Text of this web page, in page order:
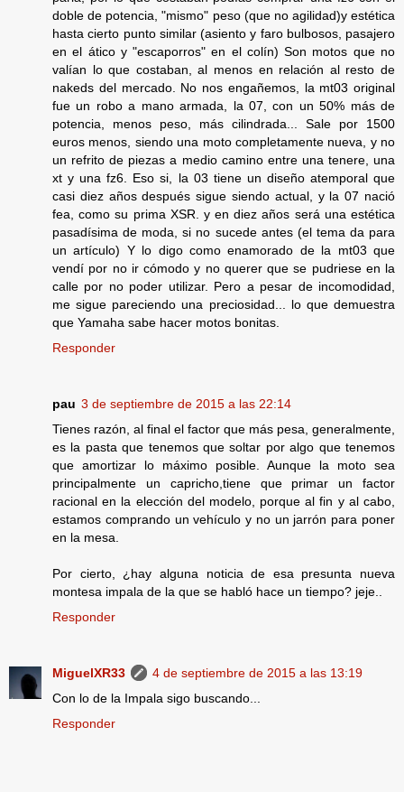
doble de potencia, "mismo" peso (que no agilidad)y estética
hasta cierto punto similar (asiento y faro bulbosos, pasajero
en el ático y "escaporros" en el colín) Son motos que no
valían lo que costaban, al menos en relación al resto de
nakeds del mercado. No nos engañemos, la mt03 original
fue un robo a mano armada, la 07, con un 50% más de
potencia, menos peso, más cilindrada... Sale por 1500
euros menos, siendo una moto completamente nueva, y no
un refrito de piezas a medio camino entre una tenere, una
xt y una fz6. Eso si, la 03 tiene un diseño atemporal que
casi diez años después sigue siendo actual, y la 07 nació
fea, como su prima XSR. y en diez años será una estética
pasadísima de moda, si no sucede antes (el tema da para
un artículo) Y lo digo como enamorado de la mt03 que
vendí por no ir cómodo y no querer que se pudriese en la
calle por no poder utilizar. Pero a pesar de incomodidad,
me sigue pareciendo una preciosidad... lo que demuestra
que Yamaha sabe hacer motos bonitas.
Responder
pau 3 de septiembre de 2015 a las 22:14
Tienes razón, al final el factor que más pesa, generalmente,
es la pasta que tenemos que soltar por algo que tenemos
que amortizar lo máximo posible. Aunque la moto sea
principalmente un capricho,tiene que primar un factor
racional en la elección del modelo, porque al fin y al cabo,
estamos comprando un vehículo y no un jarrón para poner
en la mesa.
Por cierto, ¿hay alguna noticia de esa presunta nueva
montesa impala de la que se habló hace un tiempo? jeje..
Responder
MiguelXR33
4 de septiembre de 2015 a las 13:19
Con lo de la Impala sigo buscando...
Responder